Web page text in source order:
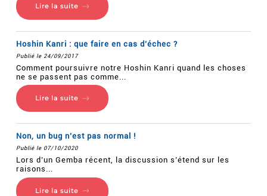
Lire la suite
Hoshin Kanri : que faire en cas d’échec ?
Publié le 24/09/2017
Comment poursuivre notre Hoshin Kanri quand les choses
ne se passent pas comme...
Lire la suite
Non, un bug n’est pas normal !
Publié le 07/10/2020
Lors d’un Gemba récent, la discussion s’étend sur les
raisons...
Lire la suite